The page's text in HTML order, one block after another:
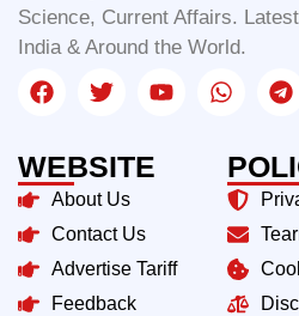
Science, Current Affairs.
India & Around the World.
WEBSITE
About Us
Contact Us
Advertise Tariff
Feedback